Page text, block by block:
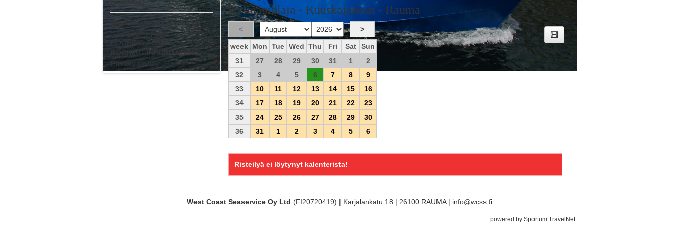
West Coast Seaservice Oy
Ltd front page
BOOKING TERMS
BOOKING INFORMATION
Privacy policy
Kylmäpihlaja - Kuuskajaskari - Rauma
week Mon Tue Wed Thu Fri Sat
Sun
31
27 28 29 30 31 1
2
32
3 4 5 6 7 8
9
33
10 11 12 13 14 15
16
34
17 18 19 20 21 22
23
35
24 25 26 27 28 29
30
36
31 1 2 3 4 5 6
Risteilyä ei löytynyt kalenterista!
West Coast Seaservice Oy Ltd (FI20720419) | Karjalankatu 18 | 26100 RAUMA | info@wcss.fi
powered by Sportum TravelNet